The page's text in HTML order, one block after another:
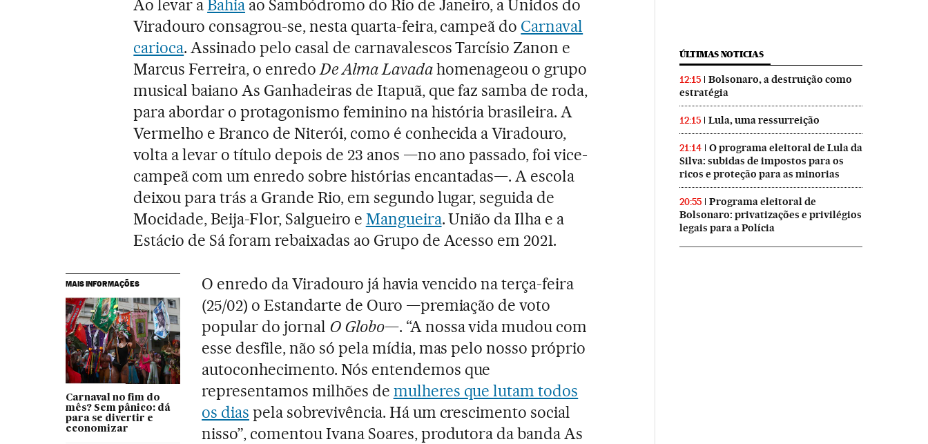
Ao levar aBahia ao Sambódromo do Rio de Janeiro, a Unidos do
Viradouro consagrou-se, nesta quarta-feira, campeã do Carnaval
carioca. Assinado pelo casal de carnavalescos Tarcísio Zanon e
Marcus Ferreira, o enredoDe Alma Lavadahomenageou o grupo
musical baiano As Ganhadeiras de Itapuã, que faz samba de roda,
para abordar o protagonismo feminino na história brasileira. A
Vermelho e Branco de Niterói, como é conhecida a Viradouro,
volta a levar o título depois de 23 anos —no ano passado, foi vice-
campeã com um enredo sobre histórias encantadas—. A escola
deixou para trás a Grande Rio, em segundo lugar, seguida de
Mocidade, Beija-Flor, Salgueiro e Mangueira. União da Ilha e a
Estácio de Sá foram rebaixadas ao Grupo de Acesso em 2021.
MAIS INFORMAÇÕES
Carnaval no fim do
mês? Sem pânico: dá
para se divertir e
economizar
O enredo da Viradouro já havia vencido na terça-feira
(25/02) o Estandarte de Ouro —premiação de voto
popular do jornal O Globo—. “A nossa vida mudou com
esse desfile, não só pela mídia, mas pelo nosso próprio
autoconhecimento. Nós entendemos que
representamos milhões de mulheres que lutam todos
os dias pela sobrevivência. Há um crescimento social
nisso”, comentou Ivana Soares, produtora da banda As
ÚLTIMAS NOTICIAS
12:15
Bolsonaro, a destruição como
estratégia
12:15 Lula, uma ressurreição
21:14
O programa eleitoral de Lula da
Silva: subidas de impostos para os
ricos e proteção para as minorias
20:55
Programa eleitoral de
Bolsonaro: privatizações e privilégios
legais para a Polícia